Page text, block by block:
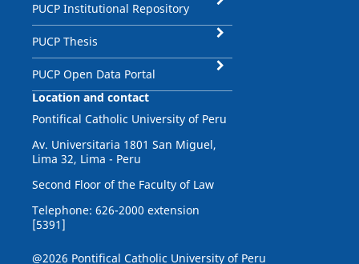
PUCP Institutional Repository
PUCP Thesis
PUCP Open Data Portal
Location and contact
Pontifical Catholic University of Peru
Av. Universitaria 1801 San Miguel,
Lima 32, Lima - Peru
Second Floor of the Faculty of Law
Telephone: 626-2000 extension
[5391]
@2026 Pontifical Catholic University of Peru